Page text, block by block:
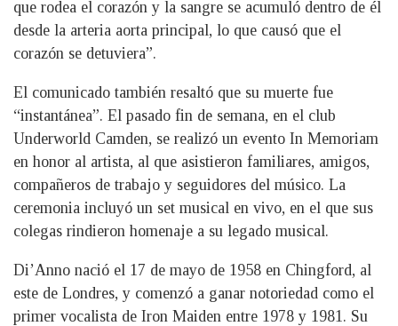
que rodea el corazón y la sangre se acumuló dentro de él
desde la arteria aorta principal, lo que causó que el
corazón se detuviera”.
El comunicado también resaltó que su muerte fue
“instantánea”. El pasado fin de semana, en el club
Underworld Camden, se realizó un evento In Memoriam
en honor al artista, al que asistieron familiares, amigos,
compañeros de trabajo y seguidores del músico. La
ceremonia incluyó un set musical en vivo, en el que sus
colegas rindieron homenaje a su legado musical.
Di’Anno nació el 17 de mayo de 1958 en Chingford, al
este de Londres, y comenzó a ganar notoriedad como el
primer vocalista de Iron Maiden entre 1978 y 1981. Su